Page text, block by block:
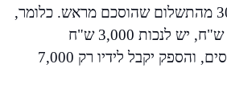
בעל העסק לנכות 30% מהתשלום שהוסכם מראש. כלומר,
אם סוכם על 10,000 ש"ח, יש לנכות 3,000 ש"ח
ולהעבירם לרשות המסים, והספק יקבל לידיו רק 7,000